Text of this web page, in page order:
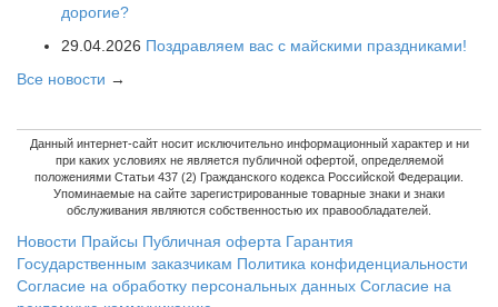
дорогие?
29.04.2026 Поздравляем вас с майскими праздниками!
Все новости →
Данный интернет-сайт носит исключительно информационный характер и ни
при каких условиях не является публичной офертой, определяемой
положениями Статьи 437 (2) Гражданского кодекса Российской Федерации.
Упоминаемые на сайте зарегистрированные товарные знаки и знаки
обслуживания являются собственностью их правообладателей.
Новости Прайсы Публичная оферта Гарантия
Государственным заказчикам Политика конфиденциальности
Согласие на обработку персональных данных Согласие на